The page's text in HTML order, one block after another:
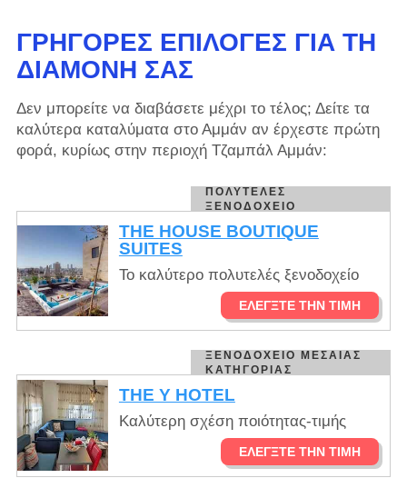
ΓΡΉΓΟΡΕΣ ΕΠΙΛΟΓΈΣ ΓΙΑ ΤΗ
ΔΙΑΜΟΝΉ ΣΑΣ
Δεν μπορείτε να διαβάσετε μέχρι το τέλος; Δείτε τα
καλύτερα καταλύματα στο Αμμάν αν έρχεστε πρώτη
φορά, κυρίως στην περιοχή Τζαμπάλ Αμμάν:
ΠΟΛΥΤΕΛΈΣ
ΞΕΝΟΔΟΧΕΊΟ
THE HOUSE BOUTIQUE
SUITES
Το καλύτερο πολυτελές ξενοδοχείο
ΕΛΈΓΞΤΕ ΤΗΝ ΤΙΜΉ
ΞΕΝΟΔΟΧΕΊΟ ΜΕΣΑΊΑΣ
ΚΑΤΗΓΟΡΊΑΣ
THE Y HOTEL
Καλύτερη σχέση ποιότητας-τιμής
ΕΛΈΓΞΤΕ ΤΗΝ ΤΙΜΉ